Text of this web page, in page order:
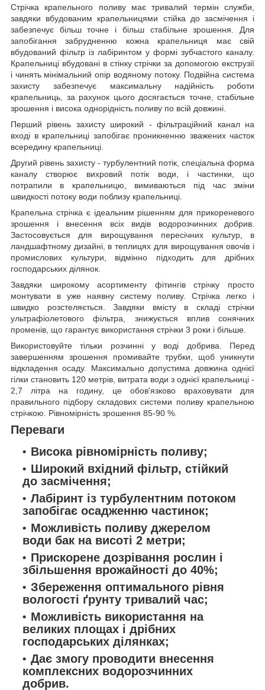
Стрічка крапельного поливу має тривалий термін служби,
завдяки вбудованим крапельницями стійка до засмічення і
забезпечує більш точне і більш стабільне зрошення. Для
запобігання забрудненню кожна крапельниця має свій
вбудований фільтр із лабіринтом у формі зубчастого каналу.
Крапельниці вбудовані в стінку стрічки за допомогою екструзії
і чинять мінімальний опір водяному потоку. Подвійна система
захисту забезпечує максимальну надійність роботи
крапельниць, за рахунок цього досягається точне, стабільне
зрошення і висока однорідність поливу по всій довжині.
Перший рівень захисту широкий - фільтраційний канал на
вході в крапельниці запобігає проникненню зважених часток
всередину крапельниці.
Другий рівень захисту - турбулентний потік, спеціальна форма
каналу створює вихровий потік води, і частинки, що
потрапили в крапельницю, вимиваються під час зміни
швидкості потоку води поблизу крапельниці.
Крапельна стрічка є ідеальним рішенням для прикореневого
зрошення і внесення всіх видів водорозчинних добрив.
Застосовується для вирощування пересічних культур, в
ландшафтному дизайні, в теплицях для вирощування овочів і
промислових культури, відмінно підходить для дрібних
господарських ділянок.
Завдяки широкому асортименту фітингів стрічку просто
монтувати в уже наявну систему поливу. Стрічка легко і
швидко розстеляється. Завдяки вмісту в складі стрічки
ультрафіолетового фільтра, знижується вплив сонячних
променів, що гарантує використання стрічки 3 роки і більше.
Використовуйте тільки розчинні у воді добрива. Перед
завершенням зрошення промивайте трубки, щоб уникнути
відкладення осаду. Максимально допустима довжина однієї
гілки становить 120 метрів, витрата води з однієї крапельниці -
2,7 літра на годину, це обов'язково враховувати для
правильного підбору складових системи поливу крапельною
стрічкою. Рівномірність зрошення 85-90 %.
Переваги
Висока рівномірність поливу;
Широкий вхідний фільтр, стійкий
до засмічення;
Лабіринт із турбулентним потоком
запобігає осадженню частинок;
Можливість поливу джерелом
води бак на висоті 2 метри;
Прискорене дозрівання рослин і
збільшення врожайності до 40%;
Збереження оптимального рівня
вологості ґрунту тривалий час;
Можливість використання на
великих площах і дрібних
господарських ділянках;
Дає змогу проводити внесення
комплексних водорозчинних
добрив.